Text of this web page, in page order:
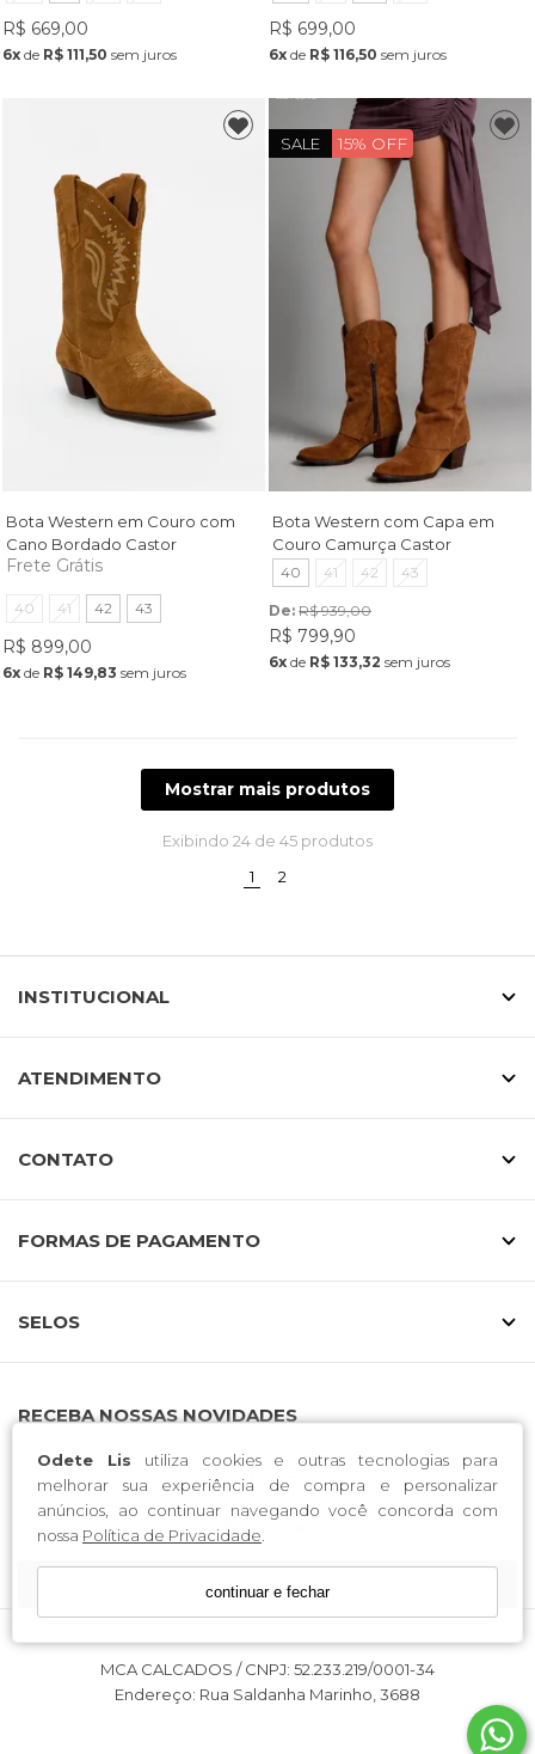
Odete Lis utiliza cookies e outras tecnologias para
melhorar sua experiência de compra e personalizar
anúncios, ao continuar navegando você concorda com
nossa Política de Privacidade
continuar e fechar
R$ 669,00
6xde R$ 111,50 sem juros
R$ 699,00
6x de R$ 116,50 sem juros
Bota Western em Couro com
Cano Bordado Castor
Frete Grátis
40 41 42 43
R$ 899,00
6xde R$ 149,83 sem juros
SALE 15% OFF
Bota Western com Capa em
Couro Camurça Castor
40 41 42 43
De: R$ 939,00
R$ 799,90
6x de R$ 133,32 sem juros
Mostrar mais produtos
Exibindo 24 de 45 produtos
1(current)
2
INSTITUCIONAL
ATENDIMENTO
CONTATO
FORMAS DE PAGAMENTO
SELOS
RECEBA NOSSAS NOVIDADES
CADASTRE-SE
MCA CALCADOS / CNPJ: 52.233.219/0001-34
Endereço: Rua Saldanha Marinho, 3688